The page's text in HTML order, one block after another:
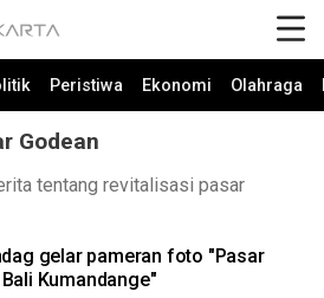
Peristiwa Ekonomi Olahraga
Godean
tentang revitalisasi pasar
gelar pameran foto "Pasar
Kumandange"